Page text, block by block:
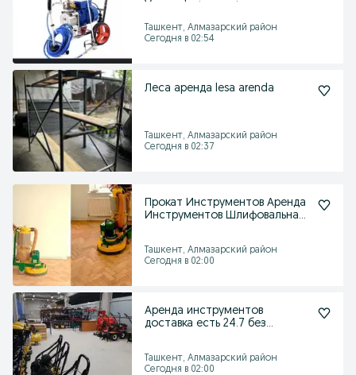
Ташкент, Алмазарский район
Сегодня в 02:54
Леса аренда lesa arenda
Ташкент, Алмазарский район
Сегодня в 02:37
Прокат Инструментов Аренда
Инструментов Шлифовальная
Ташкент, Алмазарский район
Сегодня в 02:00
Аренда инструментов
доставка есть 24.7 без
Ташкент, Алмазарский район
Сегодня в 02:00